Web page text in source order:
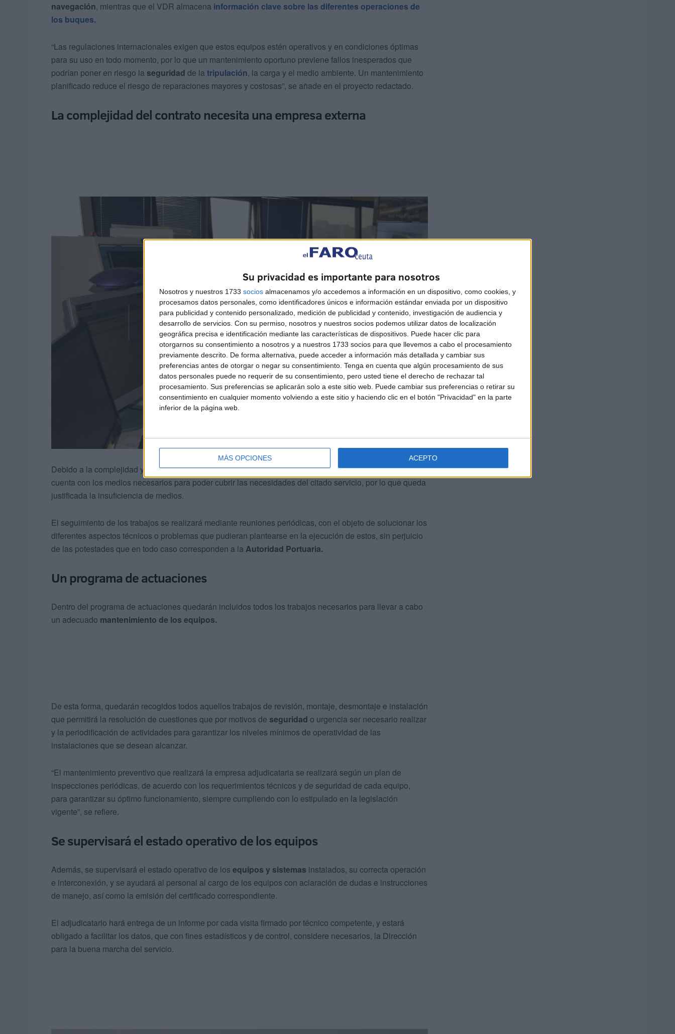
Su privacidad es importante para nosotros
Nosotros y nuestros 1733 socios almacenamos y/o accedemos a información en un dispositivo, como cookies, y
procesamos datos personales, como identificadores únicos e información estándar enviada por un dispositivo
para publicidad y contenido personalizado, medición de publicidad y contenido, investigación de audiencia y
desarrollo de servicios. Con su permiso, nosotros y nuestros socios podemos utilizar datos de localización
geográfica precisa e identificación mediante las características de dispositivos. Puede hacer clic para
otorgarnos su consentimiento a nosotros y a nuestros 1733 socios para que llevemos a cabo el procesamiento
previamente descrito. De forma alternativa, puede acceder a información más detallada y cambiar sus
preferencias antes de otorgar o negar su consentimiento. Tenga en cuenta que algún procesamiento de sus
datos personales puede no requerir de su consentimiento, pero usted tiene el derecho de rechazar tal
procesamiento. Sus preferencias se aplicarán solo a este sitio web. Puede cambiar sus preferencias o retirar su
consentimiento en cualquier momento volviendo a este sitio y haciendo clic en el botón "Privacidad" en la parte
inferior de la página web.
MÁS OPCIONES ACEPTO
navegación, mientras que el VDR almacena información clave sobre las diferentes operaciones de
los buques.
“Las regulaciones internacionales exigen que estos equipos estén operativos y en condiciones óptimas
para su uso en todo momento, por lo que un mantenimiento oportuno previene fallos inesperados que
podrían poner en riesgo la seguridad de la tripulación, la carga y el medio ambiente. Un mantenimiento
planificado reduce el riesgo de reparaciones mayores y costosas”, se añade en el proyecto redactado.
La complejidad del contrato necesita una empresa externa
Debido a la complejidad y a especialización que dicho servicio requiere, laAutoridad Portuariano
cuenta con los medios necesarios para poder cubrir las necesidades del citado servicio, por lo que queda
justificada la insuficiencia de medios.
El seguimiento de los trabajos se realizará mediante reuniones periódicas, con el objeto de solucionar los
diferentes aspectos técnicos o problemas que pudieran plantearse en la ejecución de estos, sin perjuicio
de las potestades que en todo caso corresponden a la Autoridad Portuaria.
Un programa de actuaciones
Dentro del programa de actuaciones quedarán incluidos todos los trabajos necesarios para llevar a cabo
un adecuado mantenimiento de los equipos.
De esta forma, quedarán recogidos todos aquellos trabajos de revisión, montaje, desmontaje e instalación
que permitirá la resolución de cuestiones que por motivos de seguridad o urgencia ser necesario realizar
y la periodificación de actividades para garantizar los niveles mínimos de operatividad de las
instalaciones que se desean alcanzar.
“El mantenimiento preventivo que realizará la empresa adjudicataria se realizará según un plan de
inspecciones periódicas, de acuerdo con los requerimientos técnicos y de seguridad de cada equipo,
para garantizar su óptimo funcionamiento, siempre cumpliendo con lo estipulado en la legislación
vigente”, se refiere.
Se supervisará el estado operativo de los equipos
Además, se supervisará el estado operativo de los equipos y sistemas instalados, su correcta operación
e interconexión, y se ayudará al personal al cargo de los equipos con aclaración de dudas e instrucciones
de manejo, así como la emisión del certificado correspondiente.
El adjudicatario hará entrega de un informe por cada visita firmado por técnico competente, y estará
obligado a facilitar los datos, que con fines estadísticos y de control, considere necesarios, la Dirección
para la buena marcha del servicio.